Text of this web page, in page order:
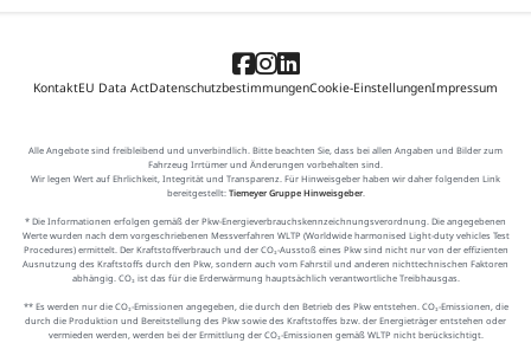
KontaktEU Data ActDatenschutzbestimmungenCookie-EinstellungenImpressum
Alle Angebote sind freibleibend und unverbindlich. Bitte beachten Sie, dass bei allen Angaben und Bilder zum
Fahrzeug Irrtümer und Änderungen vorbehalten sind.
Wir legen Wert auf Ehrlichkeit, Integrität und Transparenz. Für Hinweisgeber haben wir daher folgenden Link
bereitgestellt: Tiemeyer Gruppe Hinweisgeber.
* Die Informationen erfolgen gemäß der Pkw-Energieverbrauchskennzeichnungsverordnung. Die angegebenen
Werte wurden nach dem vorgeschriebenen Messverfahren WLTP (Worldwide harmonised Light-duty vehicles Test
Procedures) ermittelt. Der Kraftstoffverbrauch und der CO₂-Ausstoß eines Pkw sind nicht nur von der effizienten
Ausnutzung des Kraftstoffs durch den Pkw, sondern auch vom Fahrstil und anderen nichttechnischen Faktoren
abhängig. CO₂ ist das für die Erderwärmung hauptsächlich verantwortliche Treibhausgas.
** Es werden nur die CO₂-Emissionen angegeben, die durch den Betrieb des Pkw entstehen. CO₂-Emissionen, die
durch die Produktion und Bereitstellung des Pkw sowie des Kraftstoffes bzw. der Energieträger entstehen oder
vermieden werden, werden bei der Ermittlung der CO₂-Emissionen gemäß WLTP nicht berücksichtigt.